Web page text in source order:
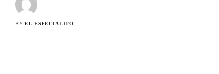
BY EL ESPECIALITO